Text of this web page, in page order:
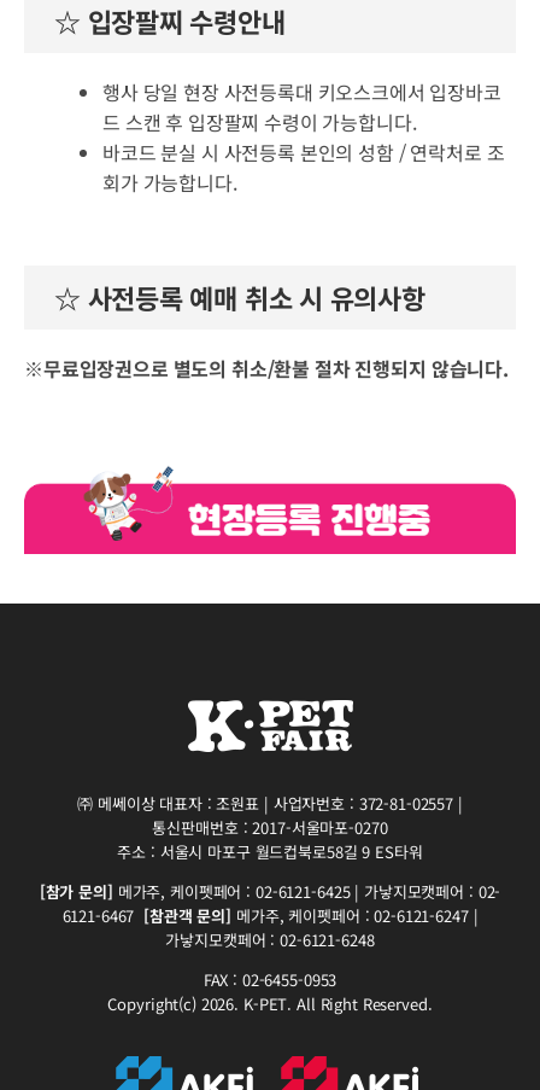
☆ 입장팔찌 수령안내
행사 당일 현장 사전등록대 키오스크에서 입장바코
드 스캔 후 입장팔찌 수령이 가능합니다.
바코드 분실 시 사전등록 본인의 성함 / 연락처로 조
회가 가능합니다.
☆ 사전등록 예매 취소 시 유의사항
※무료입장권으로 별도의 취소/환불 절차 진행되지 않습니다.
㈜ 메쎄이상 대표자 : 조원표 | 사업자번호 : 372-81-02557 |
통신판매번호 : 2017-서울마포-0270
주소 : 서울시 마포구 월드컵북로58길 9 ES타워
[참가 문의] 메가주, 케이펫페어 : 02-6121-6425 | 가낳지모캣페어 : 02-
6121-6467 [참관객 문의] 메가주, 케이펫페어 : 02-6121-6247 |
가낳지모캣페어 : 02-6121-6248
FAX : 02-6455-0953
Copyright(c) 2026. K-PET. All Right Reserved.